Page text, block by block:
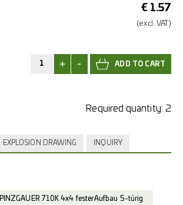
€ 1.57
(excl. VAT.)
+ -
Required quantity: 2
EXPLOSION DRAWING INQUIRY
PINZGAUER 710K 4x4 fester Aufbau 5-türig